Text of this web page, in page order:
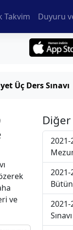
Takvim Duyuru
Üç Ders Sınavı
ve
Diğer
Sınavı